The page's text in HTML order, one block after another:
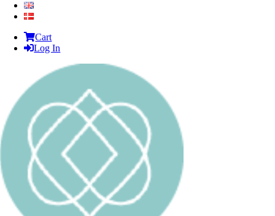
Cart
Log In